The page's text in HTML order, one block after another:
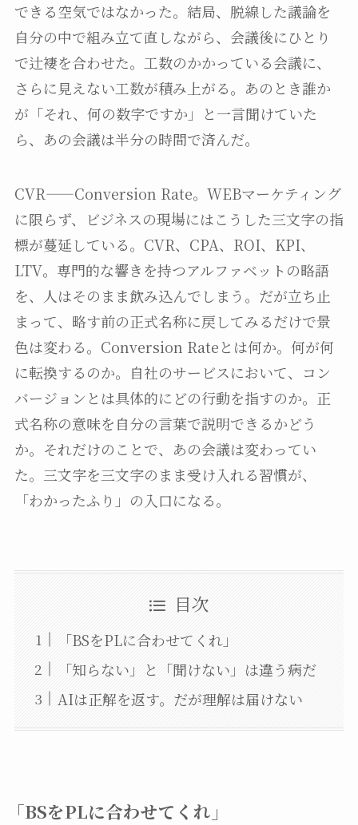
できる空気ではなかった。結局、脱線した議論を
自分の中で組み立て直しながら、会議後にひとり
で辻褄を合わせた。工数のかかっている会議に、
さらに見えない工数が積み上がる。あのとき誰か
が「それ、何の数字ですか」と一言聞けていた
ら、あの会議は半分の時間で済んだ。
CVR——Conversion Rate。WEBマーケティング
に限らず、ビジネスの現場にはこうした三文字の指
標が蔓延している。CVR、CPA、ROI、KPI、
LTV。専門的な響きを持つアルファベットの略語
を、人はそのまま飲み込んでしまう。だが立ち止
まって、略す前の正式名称に戻してみるだけで景
色は変わる。Conversion Rateとは何か。何が何
に転換するのか。自社のサービスにおいて、コン
バージョンとは具体的にどの行動を指すのか。正
式名称の意味を自分の言葉で説明できるかどう
か。それだけのことで、あの会議は変わってい
た。三文字を三文字のまま受け入れる習慣が、
「わかったふり」の入口になる。
目次
「BSをPLに合わせてくれ」
「知らない」と「聞けない」は違う病だ
AIは正解を返す。だが理解は届けない
「BSをPLに合わせてくれ」